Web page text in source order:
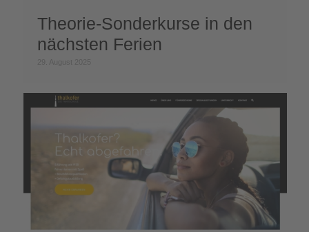
Theorie-Sonderkurse in den
nächsten Ferien
29. August 2025